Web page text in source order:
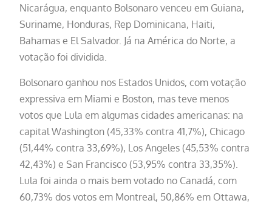
Nicarágua, enquanto Bolsonaro venceu em Guiana,
Suriname, Honduras, Rep Dominicana, Haiti,
Bahamas e El Salvador. Já na América do Norte, a
votação foi dividida.
Bolsonaro ganhou nos Estados Unidos, com votação
expressiva em Miami e Boston, mas teve menos
votos que Lula em algumas cidades americanas: na
capital Washington (45,33% contra 41,7%), Chicago
(51,44% contra 33,69%), Los Angeles (45,53% contra
42,43%) e San Francisco (53,95% contra 33,35%).
Lula foi ainda o mais bem votado no Canadá, com
60,73% dos votos em Montreal, 50,86% em Ottawa,